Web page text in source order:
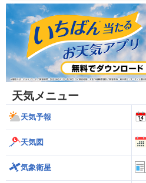
天気メニュー
天気予報
天気図
気象衛星